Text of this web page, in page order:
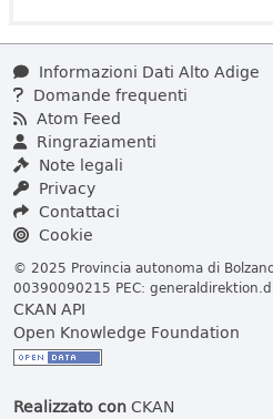
Informazioni Dati Alto Adige
Domande frequenti
Atom Feed
Ringraziamenti
Note legali
Privacy
Contattaci
Cookie
© 2025 Provincia autonoma di
00390090215 PEC:
CKAN API
Open Knowledge Foundation
Realizzato conCKAN